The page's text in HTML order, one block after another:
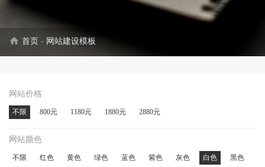
home 首页 - 网站建设模板
网站价格
不限 800元 1180元 1880元 2880元
网站颜色
不限 红色 黄色 绿色 蓝色 紫色 灰色 白色 黑色